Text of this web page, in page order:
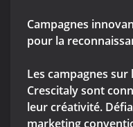
Campagnes
pour la
Les campagnes
Crescitaly sont
leur créativité.
marketing